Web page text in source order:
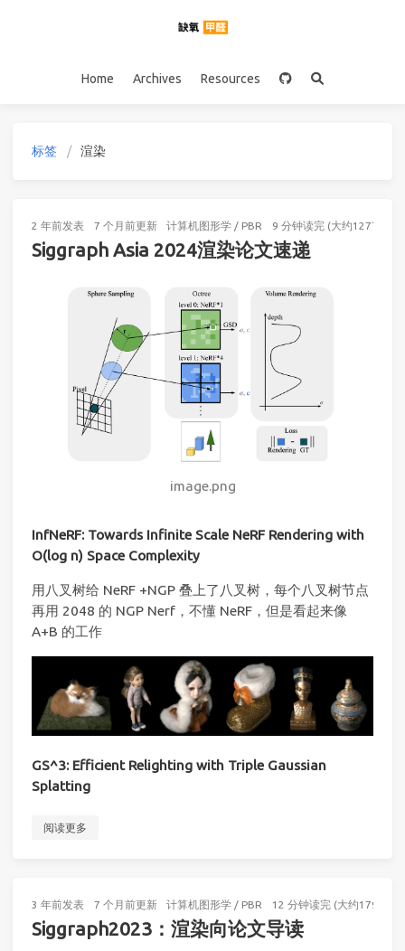
Home Archives Resources
标签 渲染
2 年前发表 7 个月前更新 计算机图形学 / PBR 9 分钟读完 (大约1277个字)
Siggraph Asia 2024渲染论文速递
image.png
InfNeRF: Towards Infinite Scale NeRF Rendering with
O(log n) Space Complexity
用八叉树给 NeRF +NGP 叠上了八叉树，每个八叉树节点
再用 2048 的 NGP Nerf，不懂 NeRF，但是看起来像
A+B 的工作
GS^3: Efficient Relighting with Triple Gaussian
Splatting
阅读更多
3 年前发表 7 个月前更新 计算机图形学 / PBR 12 分钟读完 (大约1797个
Siggraph2023：渲染向论文导读